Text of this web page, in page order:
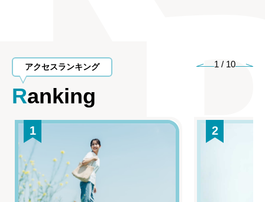
アクセスランキング
Ranking
1 / 10
1 2